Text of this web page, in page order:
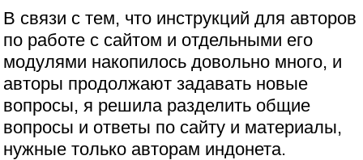
В связи с тем, что инструкций для авторов
по работе с сайтом и отдельными его
модулями накопилось довольно много, и
авторы продолжают задавать новые
вопросы, я решила разделить общие
вопросы и ответы по сайту и материалы,
нужные только авторам индонета.